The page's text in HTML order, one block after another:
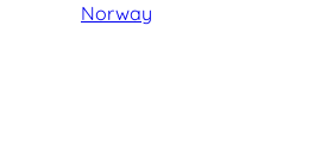
Norway